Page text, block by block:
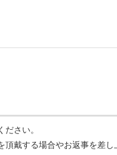
さい。
戴する場合やお返事を差